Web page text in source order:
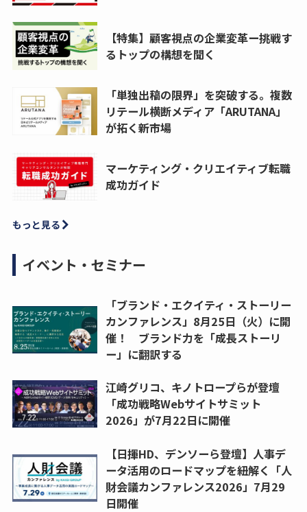
【特集】顧客視点の企業変革ー挑戦す
るトップの構想を聞く
「単独出稿の限界」を突破する。複数
リテール横断メディア「ARUTANA」
が拓く新市場
マーケティング・クリエイティブ転職
成功ガイド
もっと見る
イベント・セミナー
「ブランド・エクイティ・ストーリー
カンファレンス」8月25日（火）に開
催！ ブランド力を「成長ストーリ
ー」に翻訳する
江崎グリコ、キノトロープらが登壇
「成功戦略Webサイトサミット
2026」が7月22日に開催
【日揮HD、デンソーら登壇】人事デ
ータ活用のロードマップを紐解く「人
財会議カンファレンス2026」7月29
日開催